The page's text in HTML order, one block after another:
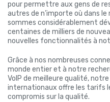
pour permettre aux gens de
autres de n’importe où dans le
sommes considérablement
centaines de milliers de
nouvelles fonctionnalités à
Grâce à nos nombreuses
monde entier et à notre
VoIP de meilleure qualité,
internationaux offre les tarifs
compromis sur la qualité.